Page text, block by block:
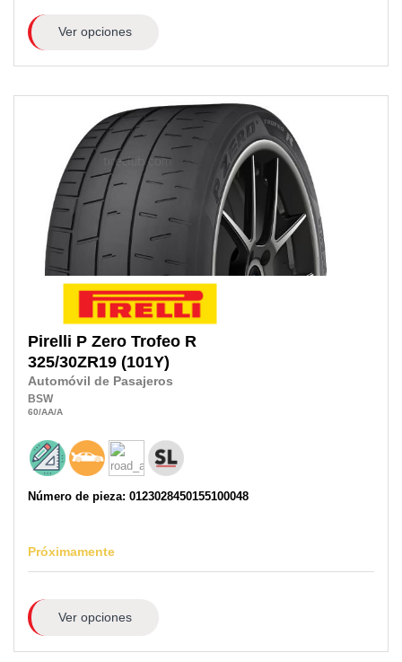
Ver opciones
Pirelli P Zero Trofeo R
325/30ZR19 (101Y)
Automóvil de Pasajeros
BSW
60/AA/A
Número de pieza: 0123028450155100048
Próximamente
Ver opciones